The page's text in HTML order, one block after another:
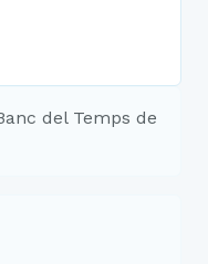
del Temps de